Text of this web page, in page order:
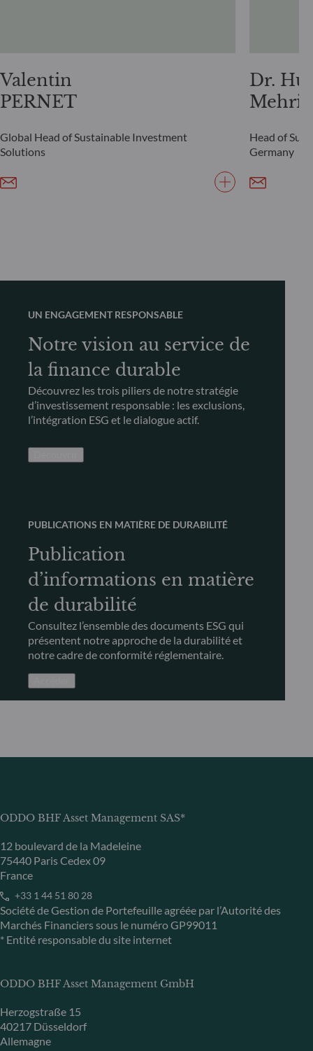
Valentin
PERNET
Global Head of Sustainable Investment
Solutions
Dr.
Head of
Germany
UN ENGAGEMENT RESPONSABLE
Notre vision au service de
la finance durable
Découvrez les trois piliers de notre stratégie
d’investissement responsable : les exclusions,
l’intégration ESG et le dialogue actif.
PUBLICATIONS EN MATIÈRE DE DURABILITÉ
Publication
d’informations en matière
de durabilité
Consultez l’ensemble des documents ESG qui
présentent notre approche de la durabilité et
notre cadre de conformité réglementaire.
ODDO BHF Asset Management SAS*
12 boulevard de la Madeleine
75440 Paris Cedex 09
France
+33 1 44 51 80 28
Société de Gestion de Portefeuille agréée par l’Autorité des
Marchés Financiers sous le numéro GP99011
* Entité responsable du site internet
ODDO BHF Asset Management GmbH
Herzogstraße 15
40217 Düsseldorf
Allemagne